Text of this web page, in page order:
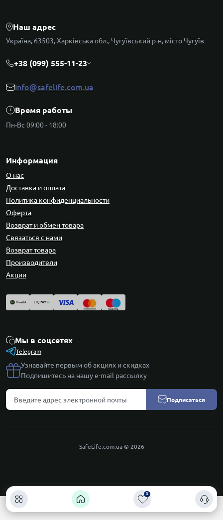
0
Наш адрес
Україна, 63503, Харківська обл., Чугуївський р-н, місто Чугуїв
+38 (099) 555-11-23
info@safelife.com.ua
Время работы
Пн-Вс 09:00 - 18:00
Информация
О нас
Доставка и оплата
Политика конфиденциальности
Оферта
Возврат и обмен товара
Связаться с нами
Возврат товара
Производители
Акции
Мы в соцсетях
Telegram
Узнавайте первым об акциях и скидках
Подпишитесь на нашу e-mail рассылку
Подписаться
SafeLife.com.ua © 2026